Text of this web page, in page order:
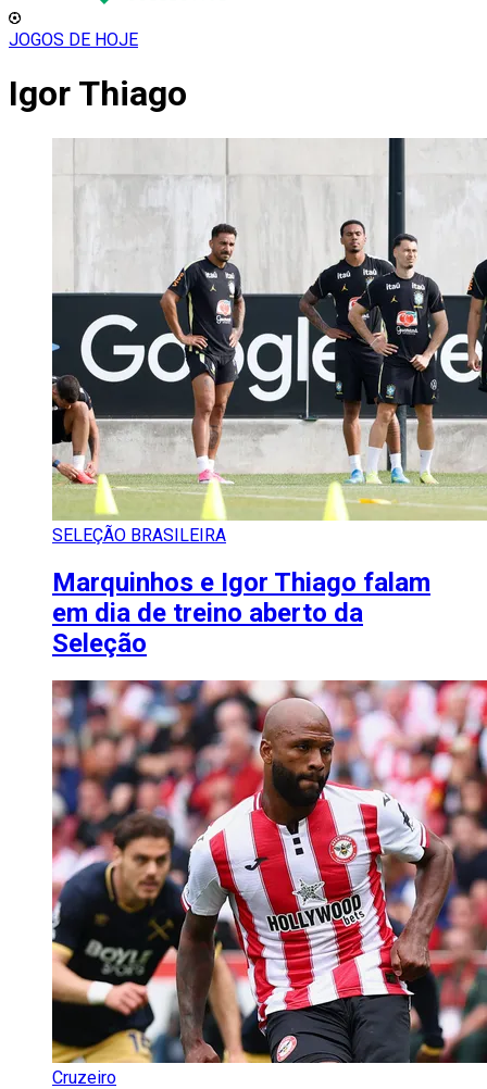
JOGOS DE HOJE
Igor Thiago
SELEÇÃO BRASILEIRA
Marquinhos e Igor Thiago falam
em dia de treino aberto da
Seleção
Cruzeiro